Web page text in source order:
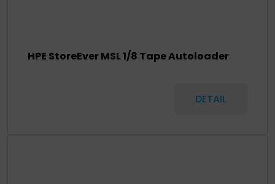
HPE StoreEver MSL 1/8 Tape Autoloader
DETAIL